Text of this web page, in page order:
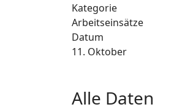
Kategorie
Arbeitseinsätze
Datum
11. Oktober
Alle Daten